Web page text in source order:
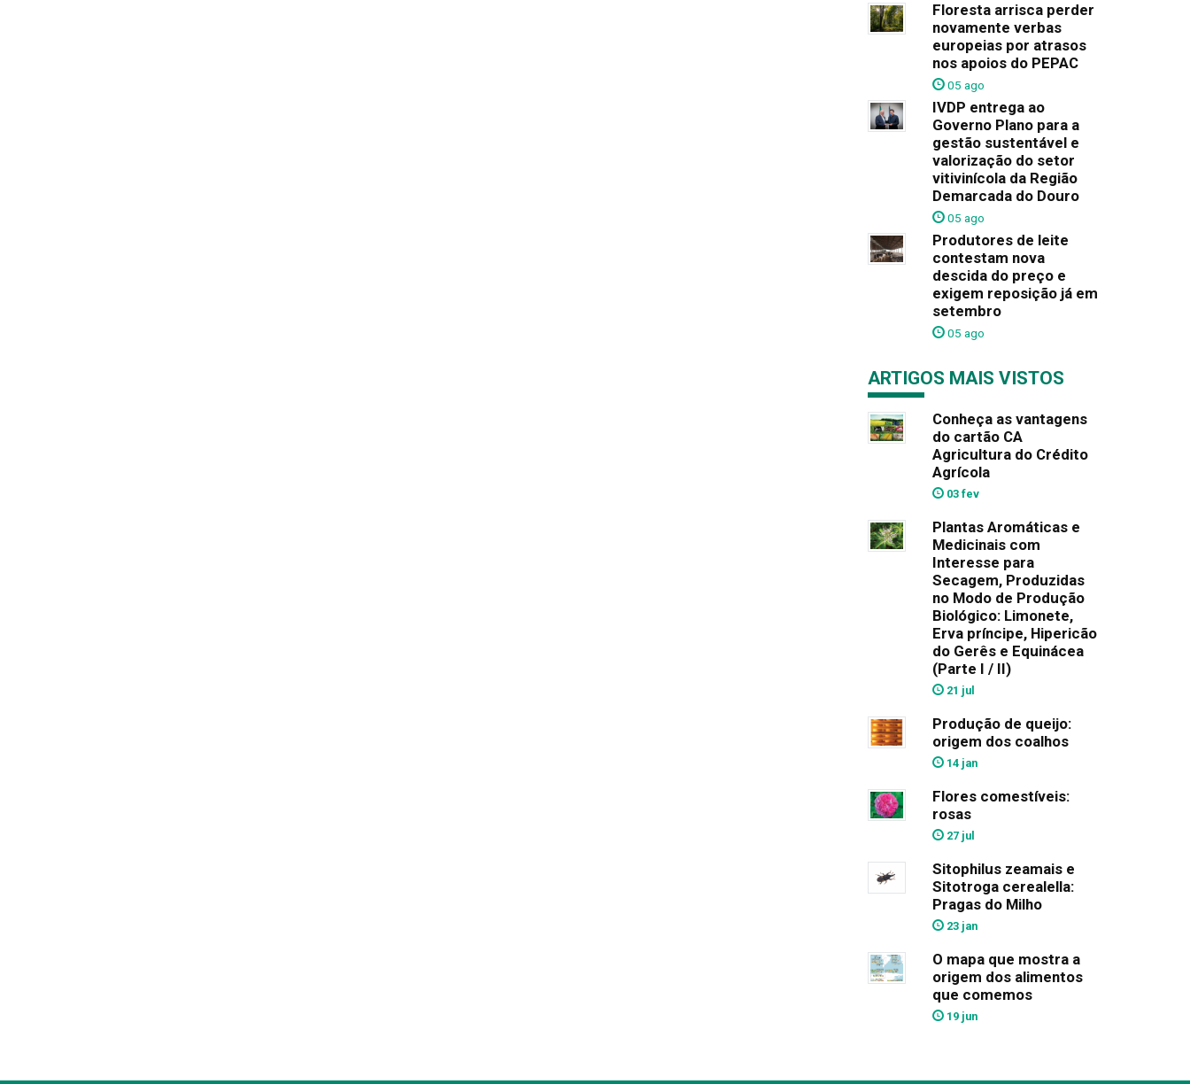
Floresta arrisca perder
novamente verbas
europeias por atrasos
nos apoios do PEPAC
05 ago
IVDP entrega ao
Governo Plano para a
gestão sustentável e
valorização do setor
vitivinícola da Região
Demarcada do Douro
05 ago
Produtores de leite
contestam nova
descida do preço e
exigem reposição já em
setembro
05 ago
ARTIGOS MAIS VISTOS
Conheça as vantagens
do cartão CA
Agricultura do Crédito
Agrícola
03 fev
Plantas Aromáticas e
Medicinais com
Interesse para
Secagem, Produzidas
no Modo de Produção
Biológico: Limonete,
Erva príncipe, Hipericão
do Gerês e Equinácea
(Parte I / II)
21 jul
Produção de queijo:
origem dos coalhos
14 jan
Flores comestíveis:
rosas
27 jul
Sitophilus zeamais e
Sitotroga cerealella:
Pragas do Milho
23 jan
O mapa que mostra a
origem dos alimentos
que comemos
19 jun